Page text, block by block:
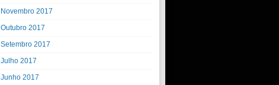
Novembro 2017
Outubro 2017
Setembro 2017
Julho 2017
Junho 2017